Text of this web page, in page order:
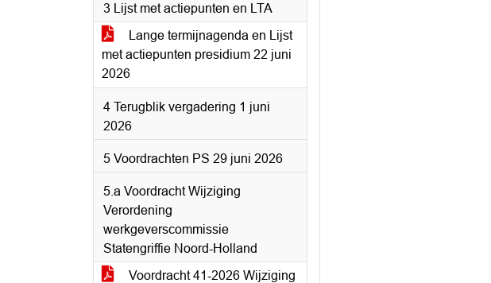
3 Lijst met actiepunten en LTA
Lange termijnagenda en Lijst
met actiepunten presidium 22 juni
2026
4 Terugblik vergadering 1 juni
2026
5 Voordrachten PS 29 juni 2026
5.a Voordracht Wijziging
Verordening
werkgeverscommissie
Statengriffie Noord-Holland
Voordracht 41-2026 Wijziging